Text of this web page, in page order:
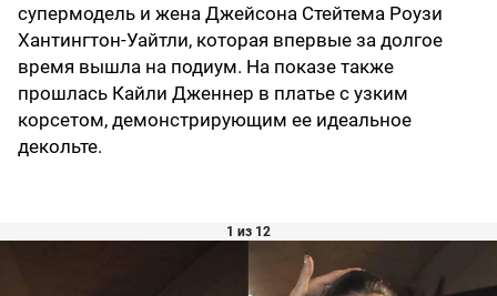
супермодель и жена Джейсона Стейтема Роузи
Хантингтон-Уайтли, которая впервые за долгое
время вышла на подиум. На показе также
прошлась Кайли Дженнер в платье с узким
корсетом, демонстрирующим ее идеальное
декольте.
1 из 12